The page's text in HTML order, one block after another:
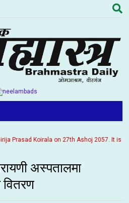
Koirala on 27th Ashoj 2057. It is
अस्पतालमा